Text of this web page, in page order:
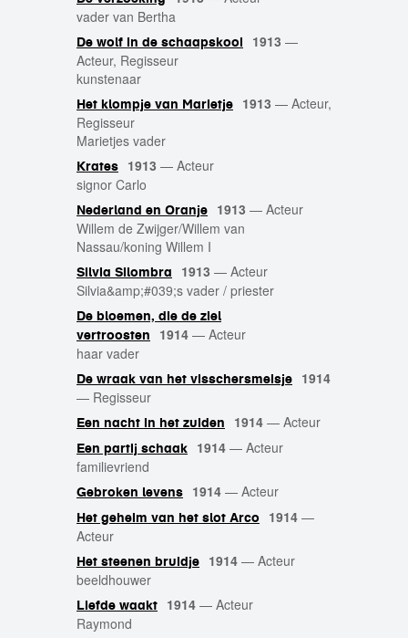
vader van Bertha
De wolf in de schaapskooi 1913 —
Acteur, Regisseur
kunstenaar
Het klompje van Marietje 1913 — Acteur,
Regisseur
Marietjes vader
Krates 1913 — Acteur
signor Carlo
Nederland en Oranje 1913 — Acteur
Willem de Zwijger/Willem van
Nassau/koning Willem I
Silvia Silombra 1913 — Acteur
Silvia&amp;#039;s vader / priester
De bloemen, die de ziel
vertroosten
1914 — Acteur
haar vader
De wraak van het visschersmeisje
1914
— Regisseur
Een nacht in het zuiden 1914 — Acteur
Een partij schaak 1914 — Acteur
familievriend
Gebroken levens 1914 — Acteur
Het geheim van het slot Arco 1914 —
Acteur
Het steenen bruidje 1914 — Acteur
beeldhouwer
Liefde waakt 1914 — Acteur
Raymond